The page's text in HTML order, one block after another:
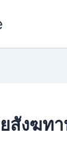
สังฆท